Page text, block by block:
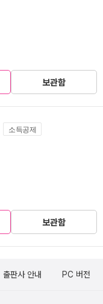
보관함
소득공제
보관함
출판사 안내 PC 버전